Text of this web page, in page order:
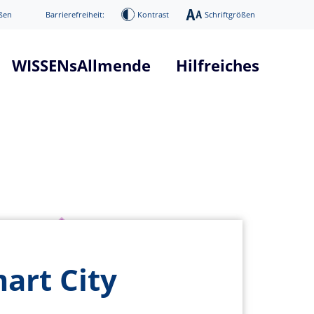
Barrierefreiheit: Kontrast Schriftgrößen
WISSENsAllmende
Hilfreiches
Digitaler Donnerstag
City